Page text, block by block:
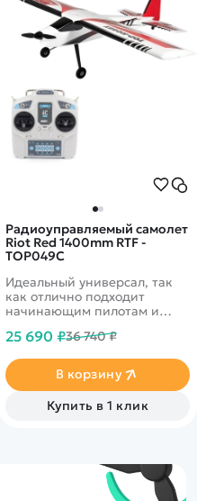
Радиоуправляемый самолет
Riot Red 1400mm RTF -
TOP049C
Идеальный универсал, так
как отлично подходит
начинающим пилотам и
увеличенной площади
управлении для новичков.
25 690 ₽36 740 ₽
В корзину
Купить в 1 клик